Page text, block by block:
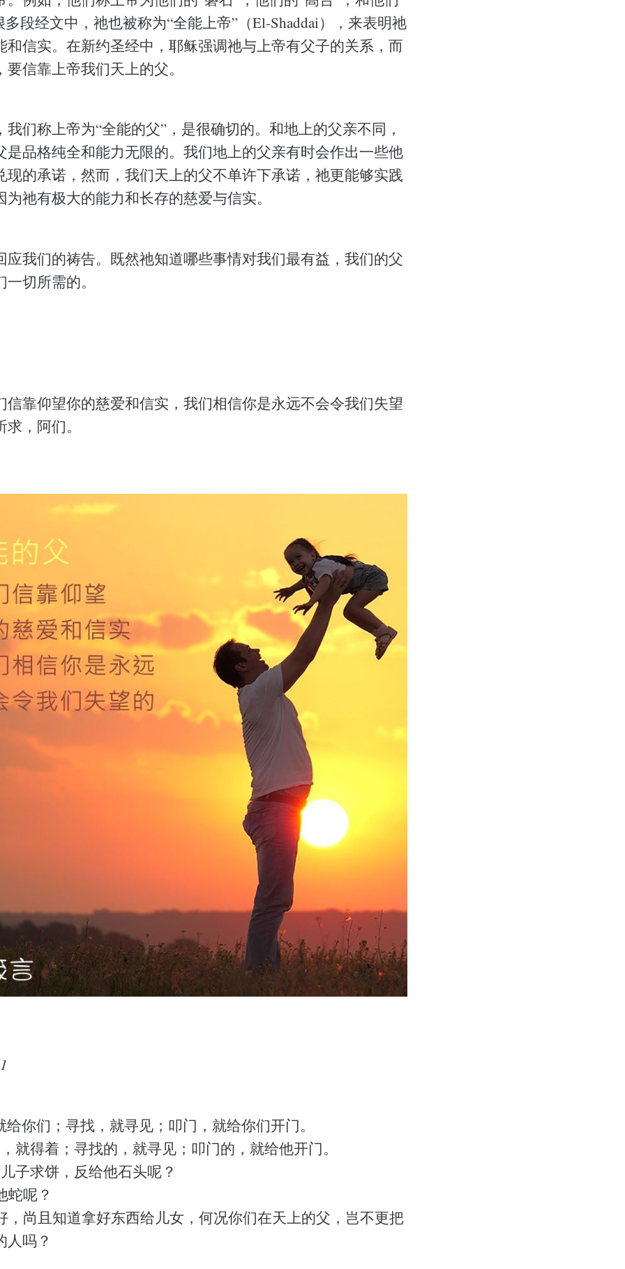
多段经文中，祂也被称为“全能上帝”（El-Shaddai），来表明祂
和信实。在新约圣经中，耶稣强调祂与上帝有父子的关系，而
信靠上帝我们天上的父。
们称上帝为“全能的父”，是很确切的。和地上的父亲不同，
是品格纯全和能力无限的。我们地上的父亲有时会作出一些他
现的承诺，然而，我们天上的父不单许下承诺，祂更能够实践
祂有极大的能力和长存的慈爱与信实。
应我们的祷告。既然祂知道哪些事情对我们最有益，我们的父
切所需的。
信靠仰望你的慈爱和信实，我们相信你是永远不会令我们失望
，阿们。
给你们；寻找，就寻见；叩门，就给你们开门。
就得着；寻找的，就寻见；叩门的，就给他开门。
子求饼，反给他石头呢？
蛇呢？
，尚且知道拿好东西给儿女，何况你们在天上的父，岂不更把
人吗？